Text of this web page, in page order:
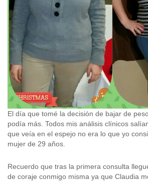
El día que tomé la decisión de bajar de
podía más. Todos mis análisis clínicos
que veía en el espejo no era lo que yo
mujer de 29 años.
Recuerdo que tras la primera consulta
de coraje conmigo misma ya que Claudia